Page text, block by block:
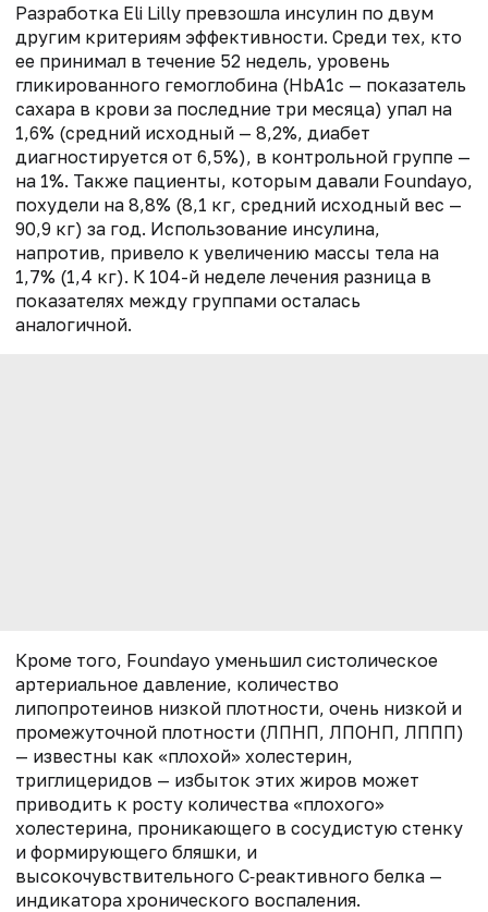
Разработка Eli Lilly превзошла инсулин по двум
другим критериям эффективности. Среди тех, кто
ее принимал в течение 52 недель, уровень
гликированного гемоглобина (HbA1c — показатель
сахара в крови за последние три месяца) упал на
1,6% (средний исходный — 8,2%, диабет
диагностируется от 6,5%), в контрольной группе —
на 1%. Также пациенты, которым давали Foundayo,
похудели на 8,8% (8,1 кг, средний исходный вес —
90,9 кг) за год. Использование инсулина,
напротив, привело к увеличению массы тела на
1,7% (1,4 кг). К 104-й неделе лечения разница в
показателях между группами осталась
аналогичной.
Кроме того, Foundayo уменьшил систолическое
артериальное давление, количество
липопротеинов низкой плотности, очень низкой и
промежуточной плотности (ЛПНП, ЛПОНП, ЛППП)
— известны как «плохой» холестерин,
триглицеридов — избыток этих жиров может
приводить к росту количества «плохого»
холестерина, проникающего в сосудистую стенку
и формирующего бляшки, и
высокочувствительного С‑реактивного белка —
индикатора хронического воспаления.